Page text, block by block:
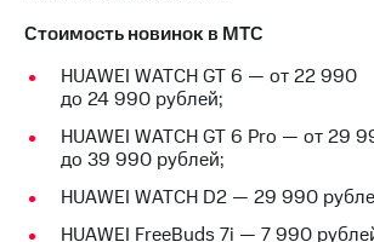
акций
Описание
Программа
приобретения
Порядок
акций
Дивиденды
Стоимость новинок в МТС
HUAWEI WATCH GT 6 — от 22 990
до 24 990 рублей;
HUAWEI WATCH GT 6 Pro — от 29
до 39 990 рублей;
HUAWEI WATCH D2 — 29 990
HUAWEI FreeBuds 7i — 7 990